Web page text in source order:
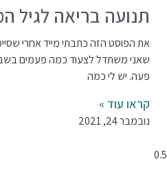
תנועה בריאה לגיל
את הפוסט הזה כתבתי מייד אחרי
שאני משתדל לצעוד כמה פעמים
פעה. יש לי כמה
קראו עוד »
נובמבר 24, 2021